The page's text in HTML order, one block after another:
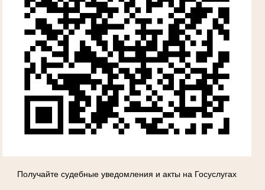
Получайте судебные уведомления и акты на Госуслугах